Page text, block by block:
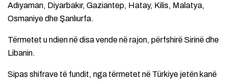
Adıyaman, Diyarbakır, Gaziantep, Hatay, Kilis, Malatya,
Osmaniye dhe Şanlıurfa.
Tërmetet u ndien në disa vende në rajon, përfshirë Sirinë dhe
Libanin.
Sipas shifrave të fundit, nga tërmetet në Türkiye jetën kanë